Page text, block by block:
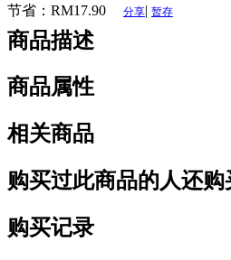
节省： RM17.90 分享| 暂存
商品描述
商品属性
相关商品
购买过此商品的人还购
购买记录